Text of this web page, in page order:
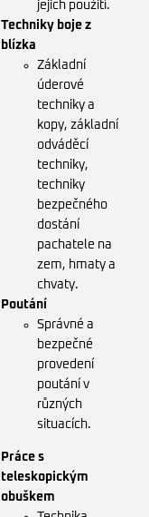
jejich použití.
Techniky boje z
blízka
Základní
úderové
techniky a
kopy, základní
odváděcí
techniky,
techniky
bezpečného
dostání
pachatele na
zem, hmaty a
chvaty.
Poutání
Správné a
bezpečné
provedení
poutání v
různých
situacích.
Práce s
teleskopickým
obuškem